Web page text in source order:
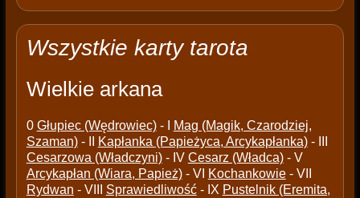
Wszystkie karty tarota
Wielkie arkana
0 Głupiec (Wędrowiec)- I
Mag (Magik, Czarodziej,
Szaman)- II Kapłanka (Papieżyca, Arcykapłanka)- III
Cesarzowa (Władczyni)- IV Cesarz (Władca)- V
Arcykapłan (Wiara, Papież)- VI Kochankowie- VII
Rydwan - VIII Sprawiedliwość- IX Pustelnik (Eremita,